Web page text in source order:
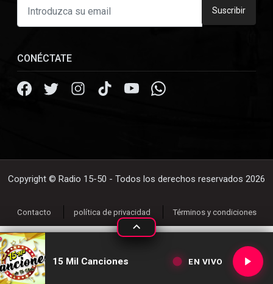
15 Mil Canciones EN VIVO
Suscribir
CONÉCTATE
Copyright © Radio 15-50 - Todos los derechos reservados 2026
Contacto política de privacidad Términos y condiciones